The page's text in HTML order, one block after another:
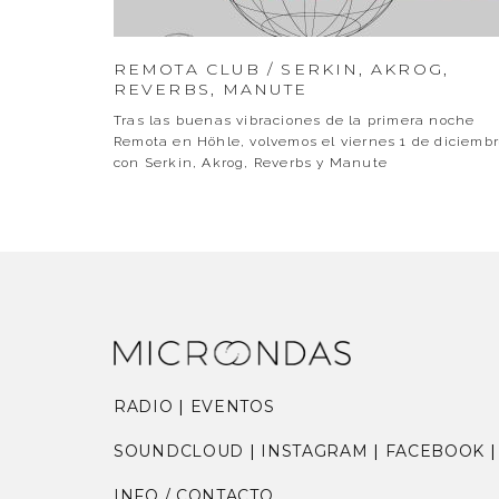
REMOTA CLUB / SERKIN, AKROG,
REVERBS, MANUTE
Tras las buenas vibraciones de la primera noche
Remota en Höhle, volvemos el viernes 1 de
con Serkin, Akrog, Reverbs y Manute
RADIO | EVENTOS
SOUNDCLOUD | INSTAGRAM | FACEBOOK